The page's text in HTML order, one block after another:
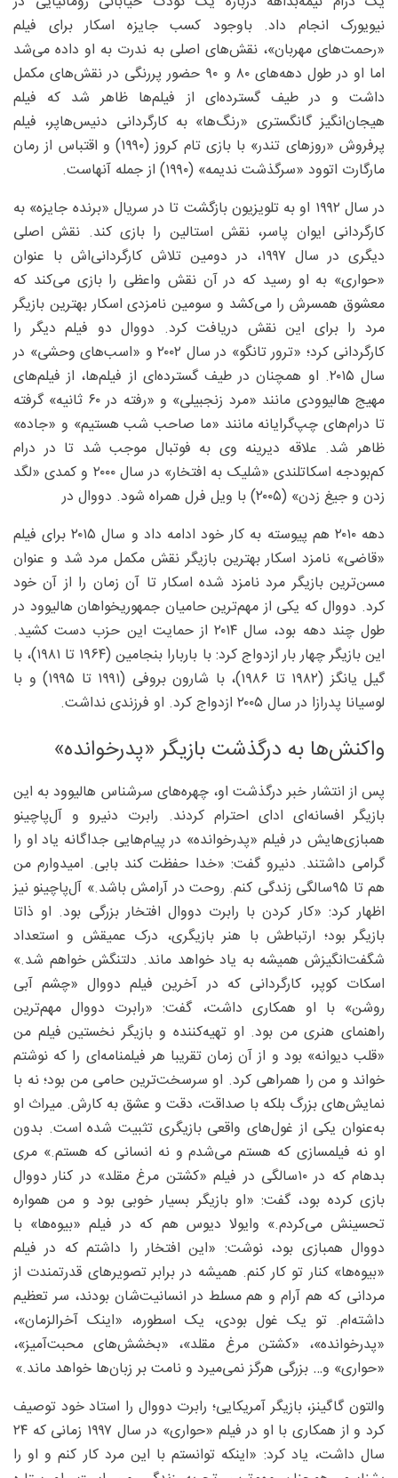
نیویورک انجام داد. باوجود کسب جایزه اسکار برای فیلم
«رحمت‌های مهربان»، نقش‌های اصلی به ندرت به او داده می‌شد
اما او در طول دهه‌های ۸۰ و ۹۰ حضور پررنگی در نقش‌های مکمل
داشت و در طیف گسترده‌ای از فیلم‌ها ظاهر شد که فیلم
هیجان‌انگیز گانگستری «رنگ‌ها» به کارگردانی دنیس‌هاپر، فیلم
پرفروش «روزهای تندر» با بازی تام کروز (۱۹۹۰) و اقتباس از رمان
مارگارت اتوود «سرگذشت ندیمه» (۱۹۹۰) از جمله آنهاست.
در سال ۱۹۹۲ او به تلویزیون بازگشت تا در سریال «برنده جایزه» به
کارگردانی ایوان پاسر، نقش استالین را بازی کند. نقش اصلی
دیگری در سال ۱۹۹۷، در دومین تلاش کارگردانی‌اش با عنوان
«حواری» به او رسید که در آن نقش واعظی را بازی می‌کند که
معشوق همسرش را می‌کشد و سومین نامزدی اسکار بهترین بازیگر
مرد را برای این نقش دریافت کرد. دووال دو فیلم دیگر را
کارگردانی کرد؛ «ترور تانگو» در سال ۲۰۰۲ و «اسب‌های وحشی» در
سال ۲۰۱۵. او همچنان در طیف گسترده‌ای از فیلم‌ها، از فیلم‌های
مهیج‌ هالیوودی مانند «مرد زنجبیلی» و «رفته در ۶۰ ثانیه» گرفته
تا درام‌های چپ‌گرایانه مانند «ما صاحب شب هستیم» و «جاده»
ظاهر شد. علاقه دیرینه وی به فوتبال موجب شد تا در درام
کم‌بودجه اسکاتلندی «شلیک به افتخار» در سال ۲۰۰۰ و کمدی «لگد
زدن و جیغ زدن» (۲۰۰۵) با ویل فرل همراه شود. دووال در
دهه ۲۰۱۰ هم پیوسته به کار خود ادامه داد و سال ۲۰۱۵ برای فیلم
«قاضی» نامزد اسکار بهترین بازیگر نقش مکمل مرد شد و عنوان
مسن‌ترین بازیگر مرد نامزد شده اسکار تا آن زمان را از آن خود
کرد. دووال که یکی از مهم‌ترین حامیان جمهوریخواهان ‌هالیوود در
طول چند دهه‌ بود، سال ۲۰۱۴ از حمایت این حزب دست کشید.
این بازیگر چهار بار ازدواج کرد: با باربارا بنجامین (۱۹۶۴ تا ۱۹۸۱)، با
گیل یانگز (۱۹۸۲ تا ۱۹۸۶)، با شارون بروفی (۱۹۹۱ تا ۱۹۹۵) و با
لوسیانا پدرازا در سال ۲۰۰۵ ازدواج کرد. او فرزندی نداشت.
واکنش‌ها به درگذشت بازیگر «پدرخوانده»
پس از انتشار خبر درگذشت او، چهره‌های سرشناس ‌هالیوود به این
بازیگر افسانه‌ای ادای احترام کردند. رابرت دنیرو و آل‌پاچینو
همبازی‌هایش در فیلم «پدرخوانده» در پیام‌هایی جداگانه یاد او را
گرامی داشتند. دنیرو گفت: «خدا حفظت کند بابی. امیدوارم من
هم تا ۹۵سالگی زندگی کنم. روحت در آرامش باشد.» آل‌پاچینو نیز
اظهار کرد: «کار کردن با رابرت دووال افتخار بزرگی بود. او ذاتا
بازیگر بود؛ ارتباطش با هنر بازیگری، درک عمیقش و استعداد
شگفت‌انگیزش همیشه به یاد خواهد ماند. دلتنگش خواهم شد.»
اسکات کوپر، کارگردانی که در آخرین فیلم دووال «چشم آبی
روشن» با او همکاری داشت، گفت: «رابرت دووال مهم‌ترین
راهنمای هنری من بود. او تهیه‌کننده و بازیگر نخستین فیلم من
«قلب دیوانه» بود و از آن زمان تقریبا هر فیلمنامه‌ای را که نوشتم
خواند و من را همراهی کرد. او سرسخت‌ترین حامی من بود؛ نه با
نمایش‌های بزرگ بلکه با صداقت، دقت و عشق به کارش. میراث او
به‌عنوان یکی از غول‌های واقعی بازیگری تثبیت شده است. بدون
او نه فیلمسازی که هستم می‌شدم و نه انسانی که هستم.» مری
بدهام که در ۱۰سالگی در فیلم «کشتن مرغ مقلد» در کنار دووال
بازی کرده بود، گفت: «او بازیگر بسیار خوبی بود و من همواره
تحسینش می‌کردم.» وایولا دیوس هم که در فیلم «بیوه‌ها» با
دووال همبازی بود، نوشت: «این افتخار را داشتم که در فیلم
«بیوه‌ها» کنار تو کار کنم. همیشه در برابر تصویرهای قدرتمندت از
مردانی که هم آرام و هم مسلط در انسانیت‌شان بودند، سر تعظیم
داشته‌ام. تو یک غول بودی، یک اسطوره، «اینک آخرالزمان»،
«پدرخوانده»، «کشتن مرغ مقلد»، «بخشش‌های محبت‌آمیز»،
«حواری» و… بزرگی هرگز نمی‌میرد و نامت بر زبان‌ها خواهد ماند.»
والتون گاگینز، بازیگر آمریکایی؛ رابرت دووال را استاد خود توصیف
کرد و از همکاری با او در فیلم «حواری» در سال ۱۹۹۷ زمانی که ۲۴
سال داشت، یاد کرد: «اینکه توانستم با این مرد کار کنم و او را